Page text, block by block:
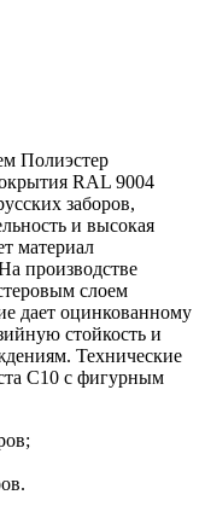
Полиэстер
RAL 9004
заборов,
и высокая
материал
производстве
слоем
дает оцинкованному
стойкость и
Технические
С10 с фигурным